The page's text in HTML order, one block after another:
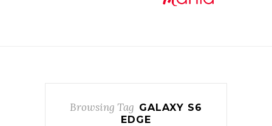
Browsing Tag GALAXY S6
EDGE